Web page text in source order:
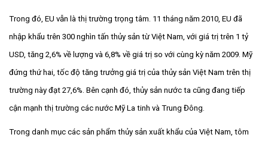
Trong đó, EU vẫn là thị trường trọng tâm. 11 tháng năm 2010, EU đã
nhập khẩu trên 300 nghìn tấn thủy sản từ Việt Nam, với giá trị trên 1 tỷ
USD, tăng 2,6% về lượng và 6,8% về giá trị so với cùng kỳ năm 2009. Mỹ
đứng thứ hai, tốc độ tăng trưởng giá trị của thủy sản Việt Nam trên thị
trường này đạt 27,6%. Bên cạnh đó, thủy sản nước ta cũng đang tiếp
cận mạnh thị trường các nước Mỹ La tinh và Trung Đông.
Trong danh mục các sản phẩm thủy sản xuất khẩu của Việt Nam, tôm